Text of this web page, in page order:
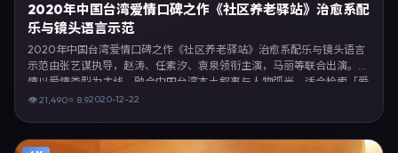
2020年中国台湾爱情口碑之作《社区养老驿站》治愈系配
乐与镜头语言示范
2020年中国台湾爱情口碑之作《社区养老驿站》治愈系配乐与镜头语言
示范由张艺谋执导，赵涛、任素汐、袁泉领衔主演，马丽等联合出演。剧
情以爱情类型为主线，融合中国台湾本土叙事与人物弧光，适合检索「爱
情电影 中国台湾 张艺谋 赵涛」等关键词的观众。2020年12月22日中国
材。
👁21,490⭐ 8.92020-12-22